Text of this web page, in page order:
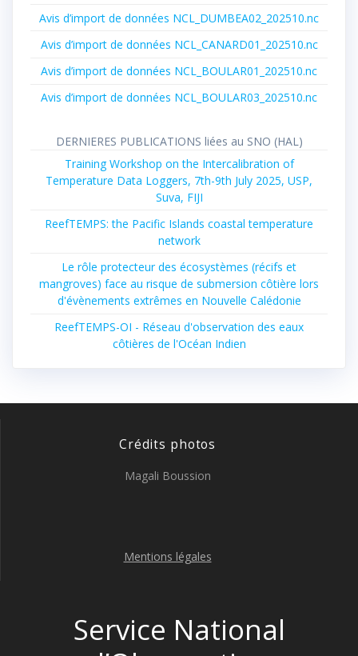
Avis d’import de données NCL_DUMBEA02_202510.nc
Avis d’import de données NCL_CANARD01_202510.nc
Avis d’import de données NCL_BOULAR01_202510.nc
Avis d’import de données NCL_BOULAR03_202510.nc
DERNIERES PUBLICATIONS liées au SNO (HAL)
Training Workshop on the Intercalibration of
Temperature Data Loggers, 7th-9th July 2025, USP,
Suva, FIJI
ReefTEMPS: the Pacific Islands coastal temperature
network
Le rôle protecteur des écosystèmes (récifs et
mangroves) face au risque de submersion côtière lors
d'évènements extrêmes en Nouvelle Calédonie
ReefTEMPS-OI - Réseau d'observation des eaux
côtières de l'Océan Indien
Crédits photos
Magali Boussion
Mentions légales
Service National